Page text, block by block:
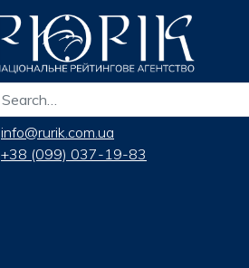
info@rurik.com.ua
+38 (099) 037-19-83